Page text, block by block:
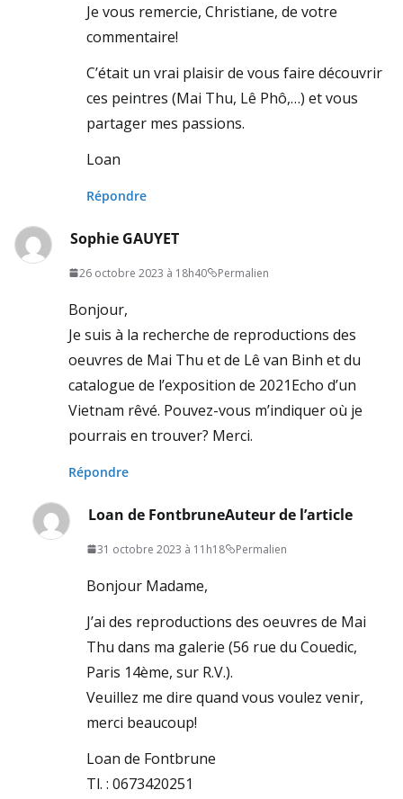
Je vous remercie, Christiane, de votre
commentaire!
C’était un vrai plaisir de vous faire découvrir
ces peintres (Mai Thu, Lê Phô,…) et vous
partager mes passions.
Loan
Répondre
Sophie GAUYET
26 octobre 2023 à 18h40 Permalien
Bonjour,
Je suis à la recherche de reproductions des
oeuvres de Mai Thu et de Lê van Binh et du
catalogue de l’exposition de 2021Echo d’un
Vietnam rêvé. Pouvez-vous m’indiquer où je
pourrais en trouver? Merci.
Répondre
Loan de FontbruneAuteur de l’article
31 octobre 2023 à 11h18 Permalien
Bonjour Madame,
J’ai des reproductions des oeuvres de Mai
Thu dans ma galerie (56 rue du Couedic,
Paris 14ème, sur R.V.).
Veuillez me dire quand vous voulez venir,
merci beaucoup!
Loan de Fontbrune
Tl. : 0673420251